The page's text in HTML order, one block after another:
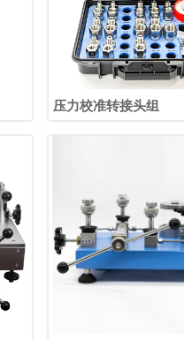
压力校准转接头组